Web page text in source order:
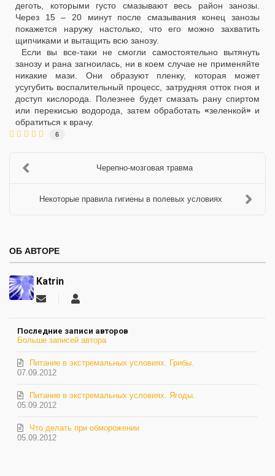
деготь , которыми густо смазывают весь район занозы.
Через 15 – 20 минут после смазывания конец занозы
покажется наружу настолько, что его можно захватить
щипчиками и вытащить всю занозу.
Если вы все-таки не смогли самостоятельно вытянуть
занозу и рана загноилась, ни в коем случае не применяйте
никакие мази. Они образуют пленку, которая может
усугубить воспалительный процесс, затрудняя отток гноя и
доступ кислорода. Полезнее будет смазать рану спиртом
или перекисью водорода, затем обработать «зеленкой»и
обратиться к врачу.
6
Черепно-мозговая травма
Некоторые правила гигиены в полевых условиях
ОБ АВТОРЕ
Katrin
Подписаться
автора
Последние записи авторов
Больше записей автора
07.09.2012
Питание в экстремальных условиях. Грибы.
05.09.2012
Питание в экстремальных условиях. Ягоды.
05.09.2012
Что делать при обморожении